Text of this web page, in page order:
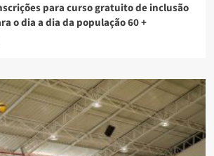
para curso gratuito de inclusão
o dia a dia da população 60 +